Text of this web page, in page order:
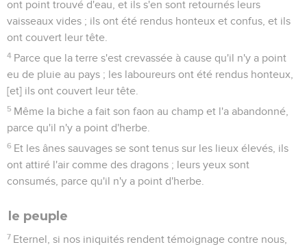
ont point trouvé d'eau, et ils s'en sont retournés leurs
vaisseaux vides ; ils ont été rendus honteux et confus, et ils
ont couvert leur tête.
4 Parce que la terre s'est crevassée à cause qu'il n'y a point
eu de pluie au pays ; les laboureurs ont été rendus honteux,
[et] ils ont couvert leur tête.
5 Même la biche a fait son faon au champ et l'a abandonné,
parce qu'il n'y a point d'herbe.
6 Et les ânes sauvages se sont tenus sur les lieux élevés, ils
ont attiré l'air comme des dragons ; leurs yeux sont
consumés, parce qu'il n'y a point d'herbe.
le peuple
7 Eternel, si nos iniquités rendent témoignage contre nous,